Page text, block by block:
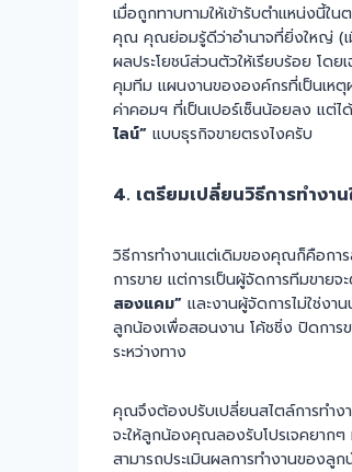
เมื่อถูกทาบทามให้เข้ารับตำแหน่ง
คุณ คุณย่อมรู้ดีว่าอำนาจที่ยิ่งใหญ่ (
ผลประโยชน์ส่วนตัวให้เรียบร้อย โดยเ
คุมทีม แผนงานขององค์กรที่เป็นเห
ค่าคอมฯ ที่เป็นเปอร์เซ็นน้อยลง แต่
ไลน์” แบบธุรกิจขายตรงไงครับ
4. เตรียมเปลี่ยนวิธีการทำงา
วิธีการทำงานแต่เดิมของคุณก็คือการ
การขาย แต่การเป็นผู้จัดการทีมขาย
สองแคม” และงานผู้จัดการไม่ใช่ง
ลูกน้องเพื่อสอนงาน โค้ชชิ่ง ปิดการ
ระหว่างทาง
คุณจึงต้องปรับเปลี่ยนสไตล์การทำง
จะให้ลูกน้องคุณลองรับโปรเจคยาก
สามารถประเมินผลการทำงานของ